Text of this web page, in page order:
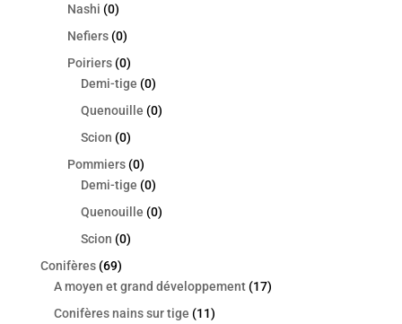
Nashi (0)
Nefiers (0)
Poiriers (0)
Demi-tige (0)
Quenouille (0)
Scion (0)
Pommiers (0)
Demi-tige (0)
Quenouille (0)
Scion (0)
Conifères (69)
A moyen et grand développement (17)
Conifères nains sur tige (11)